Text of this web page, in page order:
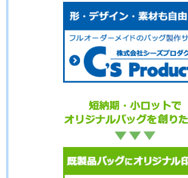
No.15-068
No.15-065